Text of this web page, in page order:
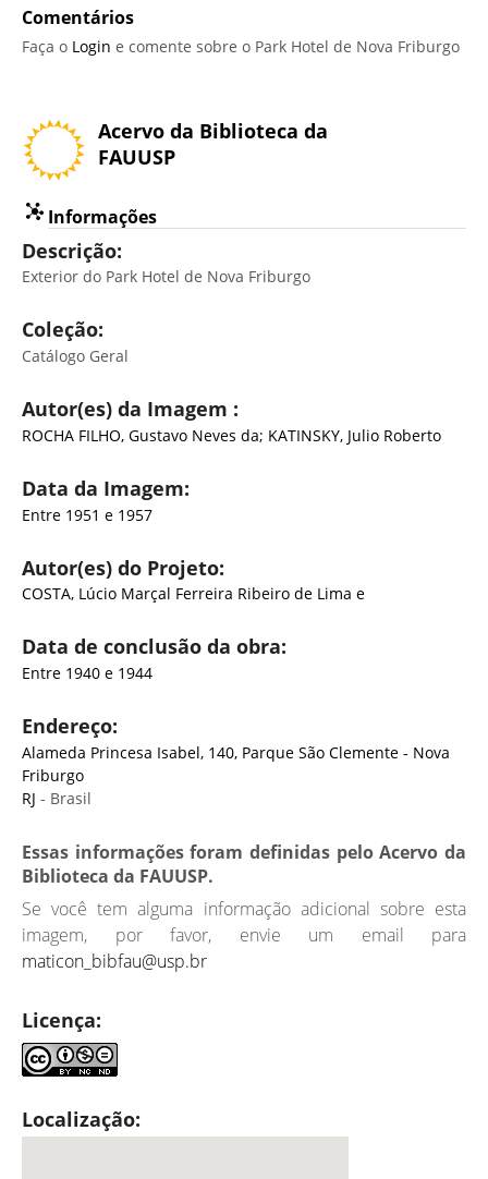
Comentários
Faça o Login e comente sobre o Park Hotel de Nova Friburgo
Acervo da Biblioteca da
FAUUSP
Informações
Descrição:
Exterior do Park Hotel de Nova Friburgo
Coleção:
Catálogo Geral
Autor(es) da Imagem :
ROCHA FILHO, Gustavo Neves da; KATINSKY, Julio Roberto
Data da Imagem:
Entre 1951 e 1957
Autor(es) do Projeto:
COSTA, Lúcio Marçal Ferreira Ribeiro de Lima e
Data de conclusão da obra:
Entre 1940 e 1944
Endereço:
Alameda Princesa Isabel, 140, Parque São Clemente - Nova
Friburgo
RJ - Brasil
Essas informações foram definidas pelo Acervo da
Biblioteca da FAUUSP.
Se você tem alguma informação adicional sobre esta
imagem, por favor, envie um email para
maticon_bibfau@usp.br
Licença:
Localização: